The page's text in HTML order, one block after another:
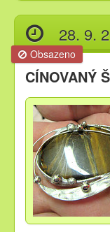
28. 9.
Obsazeno
CÍNOVANÝ